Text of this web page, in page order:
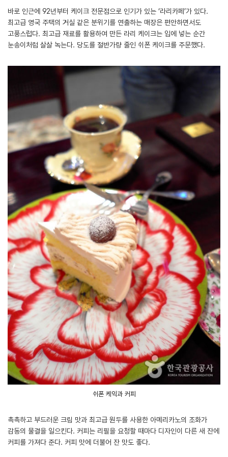
바로 인근에 92년부터 케이크 전문점으로 인기가 있는 ‘라리카페’가 있다.
최고급 영국 주택의 거실 같은 분위기를 연출하는 매장은 편안하면서도
고풍스럽다. 최고급 재료를 활용하여 만든 라리 케이크는 입에 넣는 순간
눈송이처럼 살살 녹는다. 당도를 절반가량 줄인 쉬폰 케이크를 주문했다.
쉬폰 케익과 커피
촉촉하고 부드러운 크림 맛과 최고급 원두를 사용한 아메리카노의 조화가
감동의 물결을 일으킨다. 커피는 리필을 요청할 때마다 디자인이 다른 새 잔에
커피를 가져다 준다. 커피 맛에 더불어 잔 맛도 좋다.